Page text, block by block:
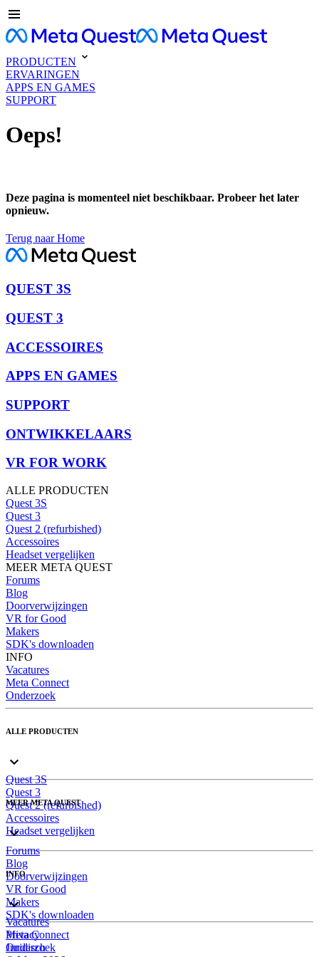
PRODUCTEN
ERVARINGEN
APPS EN GAMES
SUPPORT
Oeps!
Deze pagina is momenteel niet beschikbaar. Probeer het later
opnieuw.
Terug naar Home
QUEST 3S
QUEST 3
ACCESSOIRES
APPS EN GAMES
SUPPORT
ONTWIKKELAARS
VR FOR WORK
ALLE PRODUCTEN
Quest 3S
Quest 3
Quest 2 (refurbished)
Accessoires
Headset vergelijken
MEER META QUEST
Forums
Blog
Doorverwijzingen
VR for Good
Makers
SDK's downloaden
INFO
Vacatures
Meta Connect
Onderzoek
ALLE PRODUCTEN
Quest 3S
Quest 3
Quest 2 (refurbished)
Accessoires
Headset vergelijken
MEER META QUEST
Forums
Blog
Doorverwijzingen
VR for Good
Makers
SDK's downloaden
INFO
Vacatures
Meta Connect
Onderzoek
Privacy
Juridisch